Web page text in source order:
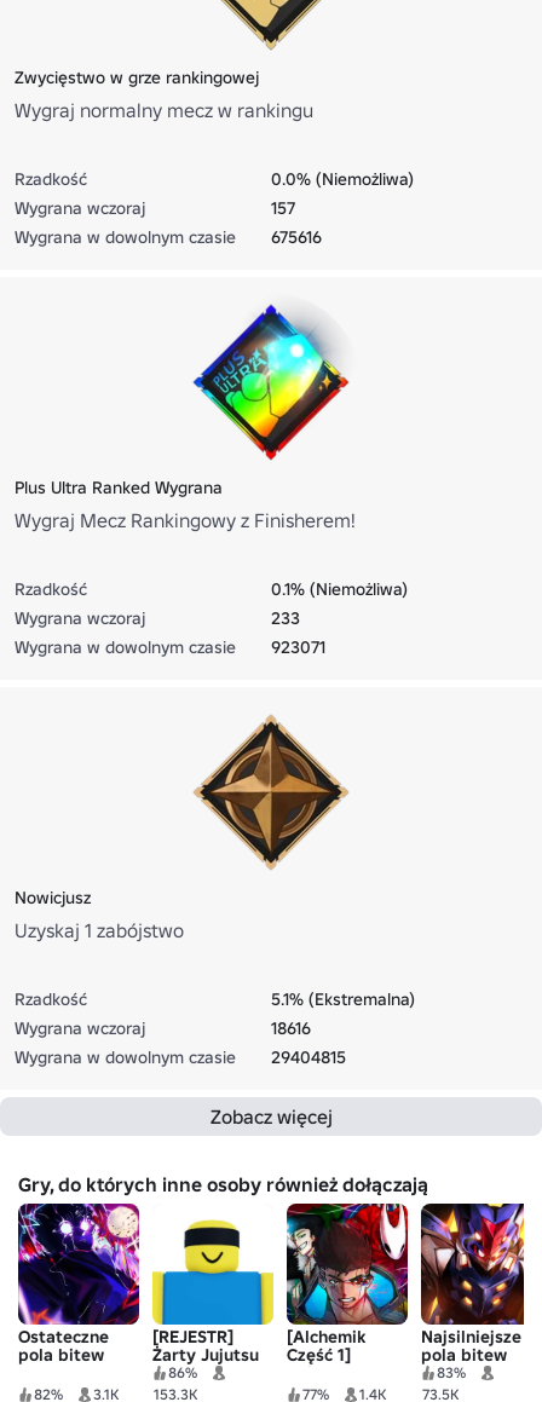
Zwycięstwo w grze rankingowej
Wygraj normalny mecz w rankingu
Rzadkość
0.0% (Niemożliwa)
Wygrana wczoraj
157
Wygrana w dowolnym czasie
675616
Plus Ultra Ranked Wygrana
Wygraj Mecz Rankingowy z Finisherem!
Rzadkość
0.1% (Niemożliwa)
Wygrana wczoraj
233
Wygrana w dowolnym czasie
923071
Nowicjusz
Uzyskaj 1 zabójstwo
Rzadkość
5.1% (Ekstremalna)
Wygrana wczoraj
18616
Wygrana w dowolnym czasie
29404815
Zobacz więcej
Gry, do których inne osoby również dołączają
Ostateczne
pola bitew
82% 3.1K
[REJESTR]
Żarty Jujutsu
86%
153.3K
[Alchemik
Część 1]
Pojedynek
skoku
77% 1.4K
Najsilniejsze
pola bitew
83%
73.5K